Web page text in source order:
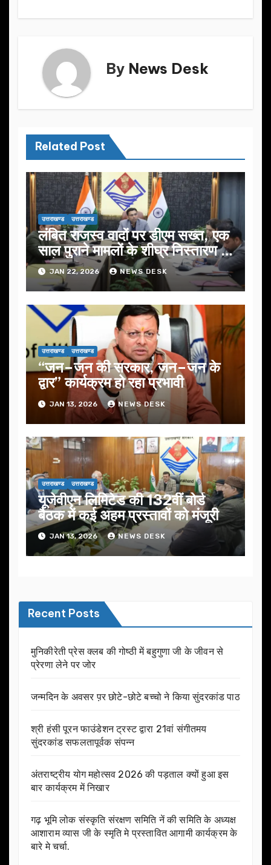
o n
By News Desk
Related Post
उत्तराखण्ड उत्तराखण्ड
लंबित राजस्व वादों पर डीएम सख्त, एक
साल पुराने मामलों के शीघ्र निस्तारण के
आदेश…
JAN 22, 2026 NEWS DESK
उत्तराखण्ड उत्तराखण्ड
“जन–जन की सरकार, जन–जन के
द्वार” कार्यक्रम हो रहा प्रभावी
JAN 13, 2026 NEWS DESK
उत्तराखण्ड उत्तराखण्ड
यूजेवीएन लिमिटेड की 132वीं बोर्ड
बैठक में कई अहम प्रस्तावों को मंजूरी
JAN 13, 2026 NEWS DESK
Recent Posts
मुनिकीरेती प्रेस क्लब की गोष्ठी में बहुगुणा जी के जीवन से
प्रेरणा लेने पर जोर
जन्मदिन के अवसर प़र छोटे-छोटे बच्चो ने किया सुंदरकांड पाठ
श्री हंसी पूरन फाउंडेशन ट्रस्ट द्वारा 21वां संगीतमय
सुंदरकांड सफलतापूर्वक संपन्न
अंतराष्ट्रीय योग महोत्सव 2026 की पड़ताल क्यों हुआ इस
बार कार्यक्रम में निखार
गढ़ भूमि लोक संस्कृति संरक्षण समिति नें की समिति के अध्यक्ष
आशाराम व्यास जी के स्मृति मे प्रस्तावित आगामी कार्यक्रम के
बारे मे चर्चा.